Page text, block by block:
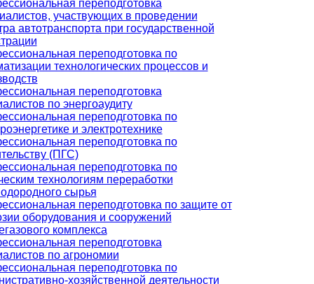
переподготовка
участвующих в проведении
автотранспорта при государственной
переподготовка по
технологических процессов и
переподготовка
по энергоаудиту
переподготовка по
и электротехнике
переподготовка по
(ПГС)
переподготовка по
технологиям переработки
сырья
переподготовка по защите от
оборудования и сооружений
комплекса
переподготовка
по агрономии
переподготовка по
хозяйственной деятельности